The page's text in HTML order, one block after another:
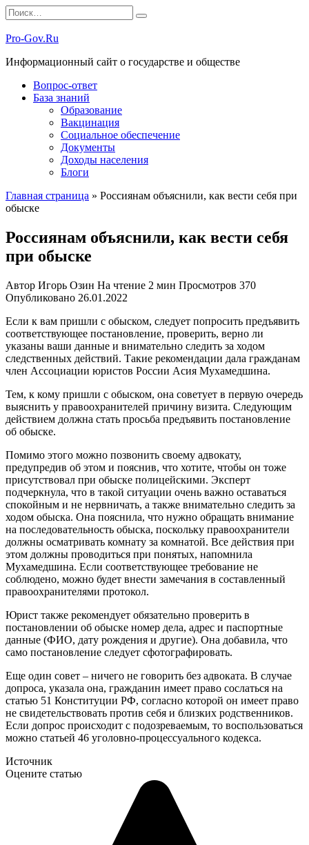
Перейти
к
содержанию
Search
for:
Pro-Gov.Ru
Информационный сайт о государстве и обществе
Вопрос-ответ
База знаний
Образование
Вакцинация
Социальное обеспечение
Документы
Доходы населения
Блоги
Главная страница » Россиянам объяснили, как вести себя при
обыске
Россиянам объяснили, как вести себя
при обыске
Автор Игорь Озин На чтение 2 мин Просмотров 370
Опубликовано 26.01.2022
Если к вам пришли с обыском, следует попросить предъявить
соответствующее постановление, проверить, верно ли
указаны ваши данные и внимательно следить за ходом
следственных действий. Такие рекомендации дала гражданам
член Ассоциации юристов России Асия Мухамедшина.
Тем, к кому пришли с обыском, она советует в первую очередь
выяснить у правоохранителей причину визита. Следующим
действием должна стать просьба предъявить постановление
об обыске.
Помимо этого можно позвонить своему адвокату,
предупредив об этом и пояснив, что хотите, чтобы он тоже
присутствовал при обыске полицейскими. Эксперт
подчеркнула, что в такой ситуации очень важно оставаться
спокойным и не нервничать, а также внимательно следить за
ходом обыска. Она пояснила, что нужно обращать внимание
на последовательность обыска, поскольку правоохранители
должны осматривать комнату за комнатой. Все действия при
этом должны проводиться при понятых, напомнила
Мухамедшина. Если соответствующее требование не
соблюдено, можно будет внести замечания в составленный
правоохранителями протокол.
Юрист также рекомендует обязательно проверить в
постановлении об обыске номер дела, адрес и паспортные
данные (ФИО, дату рождения и другие). Она добавила, что
само постановление следует сфотографировать.
Еще один совет – ничего не говорить без адвоката. В случае
допроса, указала она, гражданин имеет право сослаться на
статью 51 Конституции РФ, согласно которой он имеет право
не свидетельствовать против себя и близких родственников.
Если допрос происходит с подозреваемым, то воспользоваться
можно статьей 46 уголовно-процессуального кодекса.
Источник
Оцените статью